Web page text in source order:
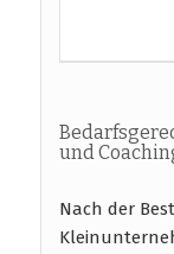
und
Nach der